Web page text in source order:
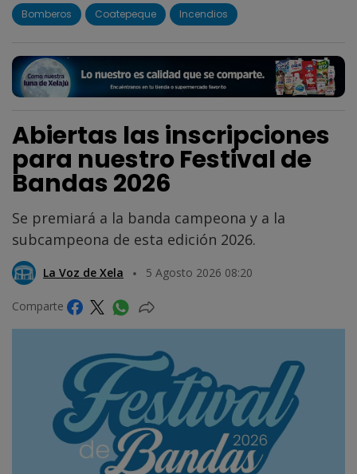
Bomberos Coatepeque Incendios
Abiertas las inscripciones
para nuestro Festival de
Bandas 2026
Se premiará a la banda campeona y a la
subcampeona de esta edición 2026.
La Voz de Xela 5 Agosto 2026 08:20
Comparte